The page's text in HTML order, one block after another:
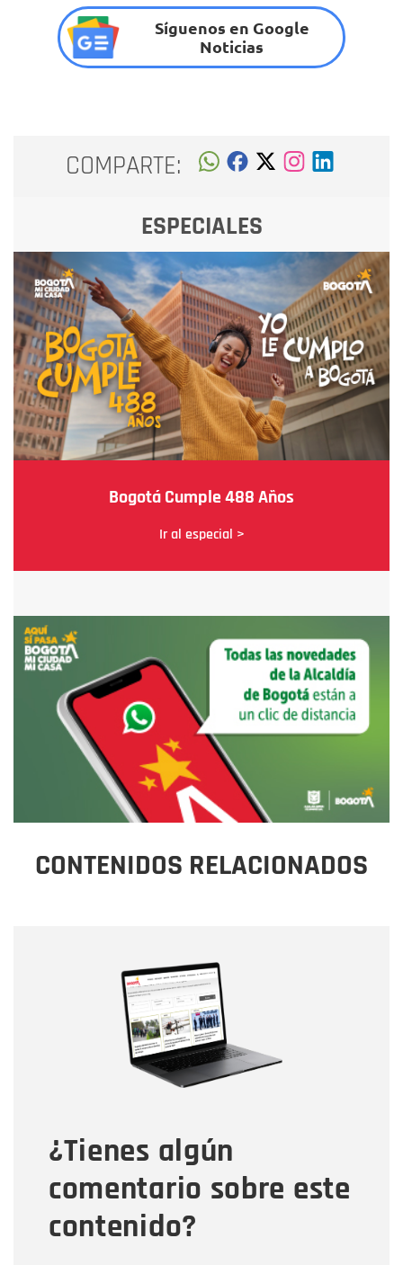
Síguenos en Google
Noticias
COMPARTE:
ESPECIALES
Bogotá Cumple 488 Años
Ir al especial >
CONTENIDOS RELACIONADOS
¿Tienes algún
comentario sobre este
contenido?
Correo electrónico
Tipo de comentario
Mensaje